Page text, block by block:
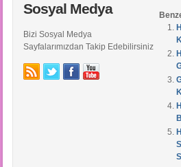
Sosyal Medya
Bizi Sosyal Medya
Sayfalarımızdan Takip Edebilirsiniz